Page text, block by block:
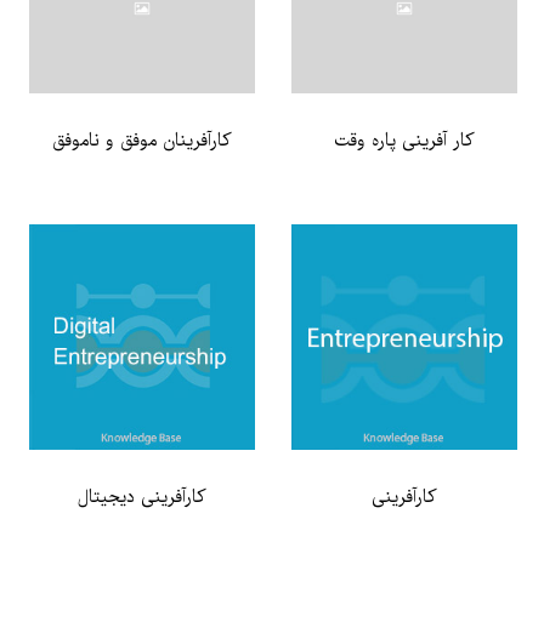
کار آفرینی پاره وقت کارآفرینان موفق و ناموفق
کارآفرینی کارآفرینی دیجیتال